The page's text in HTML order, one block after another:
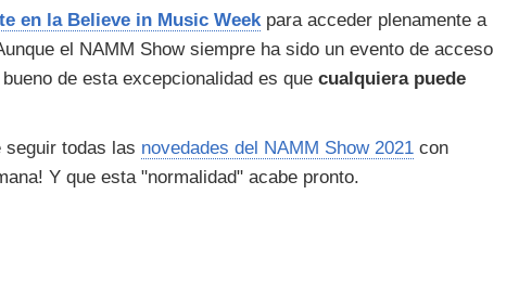
en la Believe in Music Week para acceder plenamente a
el NAMM Show siempre ha sido un evento de acceso
de esta excepcionalidad es que cualquiera puede
seguir todas las novedades del NAMM Show 2021 con
Y que esta "normalidad" acabe pronto.